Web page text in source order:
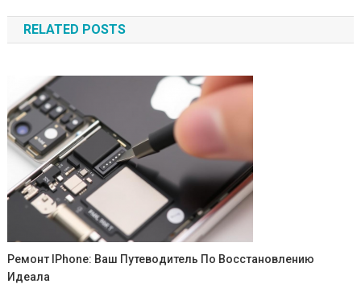
по
записям
RELATED POSTS
Ремонт IPhone: Ваш Путеводитель По Восстановлению
Идеала